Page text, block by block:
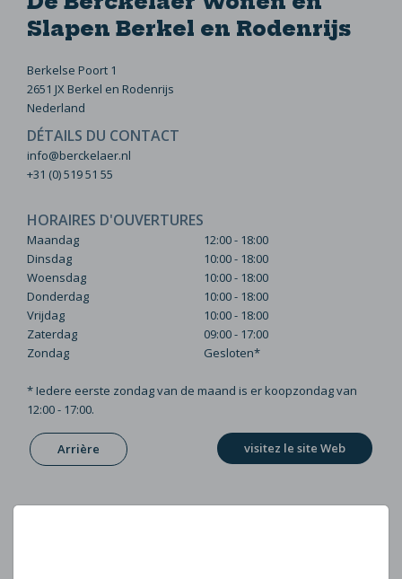
Slapen Berkel en Rodenrijs
Berkelse Poort 1
2651 JX Berkel en Rodenrijs
Nederland
DÉTAILS DU CONTACT
info@berckelaer.nl
+31 (0) 519 51 55
HORAIRES D'OUVERTURES
Maandag
12:00 - 18:00
Dinsdag
10:00 - 18:00
Woensdag
10:00 - 18:00
Donderdag
10:00 - 18:00
Vrijdag
10:00 - 18:00
Zaterdag
09:00 - 17:00
Zondag
Gesloten*
* Iedere eerste zondag van de maand is er koopzondag van
12:00 - 17:00.
Arrière visitez le site Web